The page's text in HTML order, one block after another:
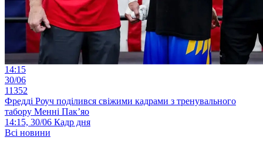
14:15
30/06
11352
Фредді Роуч поділився свіжими кадрами з тренувального
табору Менні Пак’яо
14:15, 30/06 Кадр дня
Всі новини